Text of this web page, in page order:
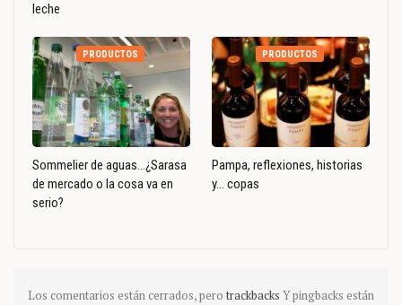
leche
PRODUCTOS
Sommelier de aguas…¿Sarasa
de mercado o la cosa va en
serio?
PRODUCTOS
Pampa, reflexiones, historias
y… copas
Los comentarios están cerrados, pero trackbacks Y pingbacks están